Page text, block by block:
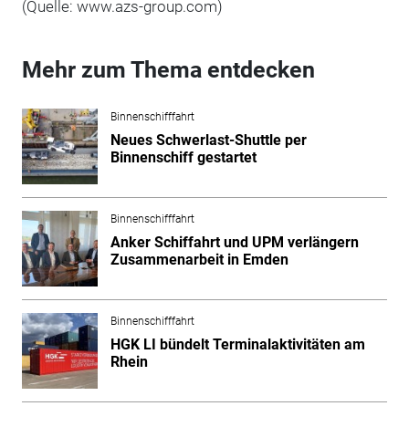
(Quelle: www.azs-group.com)
Mehr zum Thema entdecken
Binnenschifffahrt
Neues Schwerlast-Shuttle per
Binnenschiff gestartet
Binnenschifffahrt
Anker Schiffahrt und UPM verlängern
Zusammenarbeit in Emden
Binnenschifffahrt
HGK LI bündelt Terminalaktivitäten am
Rhein